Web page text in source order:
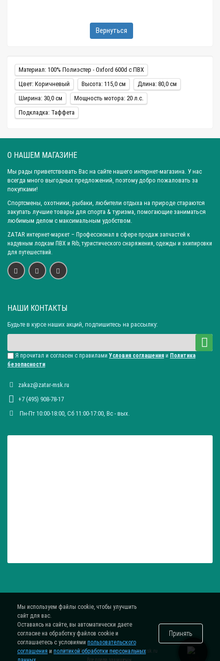
Вернуться
Материал: 100% Полиэстер - Oxford 600d c ПВХ
Цвет: Коричневый
Высота: 115,0 см
Длина: 80,0 см
Ширина: 30,0 см
Мощность мотора: 20 л.с.
Подкладка: Таффета
О НАШЕМ МАГАЗИНЕ
Мы рады приветствовать Вас на сайте нашего интернет-магазина. У нас
всегда много выгодных предложений, поэтому добро пожаловать за
покупками!
Спортсмены, охотники, рыбаки, любители отдыха на природе стараются
закупать лучшие товары для спорта & туризма, помогающие заниматься
любимым делом с максимальным удобством.
ZATAR интернет-маркет – Профессионал в сфере продаж запчастей к
надувным лодкам ПВХ и Rib, туристического снаряжения, одежды и экипировки
для путешествий.
НАШИ КОНТАКТЫ
Будьте в курсе наших акций, подпишитесь на рассылку:
Я прочитал и согласен с правилами Условия соглашения и Политика
безопасности
zakaz@zatar-msk.ru
+7 (495) 908-78-17
Пн-Пт 10:00-18:00, Сб 11:00-17:00, Вc - вых.
® 2015-2026. Интернет-магазинzatar-msk.ru
Все права защищены.
Мы используем файлы cookie, чтобы улучшить
сайт для вас.
Оставаясь на сайте, вы автоматически даете
согласие на обработку файлов cookie и
соглашаетесь с условиями пользовательского
соглашения и политикой обработки персональных
Принять